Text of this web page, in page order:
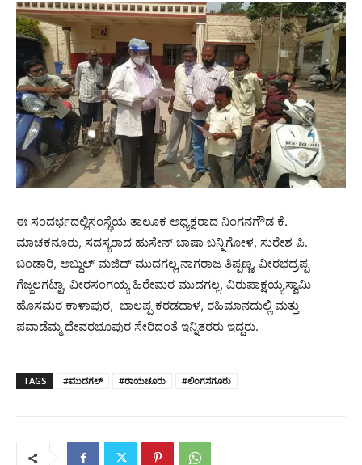
ಈ ಸಂದರ್ಭದಲ್ಲಿಸಂಸ್ಥೆಯ ತಾಲೂಕ ಅಧ್ಯಕ್ಷರಾದ ನಿಂಗನಗೌಡ ಕೆ.
ಮಾಚಕನೂರು, ಸದಸ್ಯರಾದ ಹುಸೇನ್‌ ಬಾಷಾ ಬನ್ನಿಗೋಳ, ಸುರೇಶ ಪಿ.
ಬಂಡಾರಿ, ಅಬ್ದುಲ್‌ ಮಜಿದ್‌ ಮುದಗಲ್ಲ,ನಾಗರಾಜ ತಿಪ್ಪಣ್ಣ, ವೀರಭದ್ರಪ್ಪ
ಗೆಜ್ಜಲಗಟ್ಟಾ, ವೀರಸಂಗಯ್ಯ ಹಿರೇಮಠ ಮುದಗಲ್ಲ, ವಿರುಪಾಕ್ಷಯ್ಯಸ್ವಾಮಿ
ಹೊಸಮಠ ಕಾಳಾಪುರ, ಬಾಲಪ್ಪ ಕರಡದಾಳ, ರಹಿಮಾನದುಲ್ಲಿ ಮತ್ತು
ಪವಾಡೆಮ್ಮ ದೇವರಭೂಪುರ ಸೇರಿದಂತೆ ಇನ್ನಿತರರು ಇದ್ದರು.
TAGS #ಮುದಗಲ್‌ #ರಾಯಚೂರು #ಲಿಂಗಸಗೂರು